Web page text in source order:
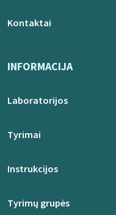
Kontaktai
INFORMACIJA
Laboratorijos
Tyrimai
Instrukcijos
Tyrimų grupės